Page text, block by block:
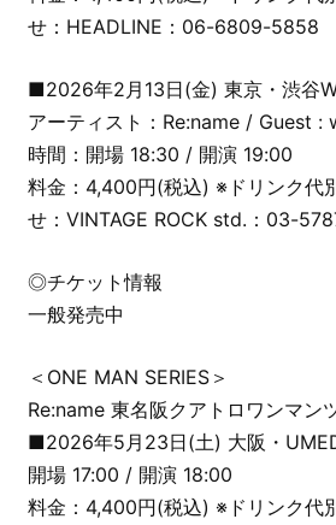
せ：HEADLINE：06-6809-5858
■2026年2月13日(金) 東京・渋谷
アーティスト：Re:name / Guest :
時間：開場 18:30 / 開演 19:00
料金：4,400円(税込) ※ドリンク
せ：VINTAGE ROCK std.：03-
◎チケット情報
一般発売中
＜ONE MAN SERIES＞
Re:name 東名阪クアトロワンマン
■2026年5月23日(土) 大阪・
開場 17:00 / 開演 18:00
料金：4,400円(税込) ※ドリンク